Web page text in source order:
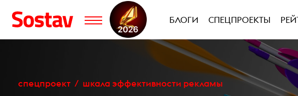
БЛОГИ СПЕЦПРОЕКТЫ
спецпроект шкала эффективности рекламы